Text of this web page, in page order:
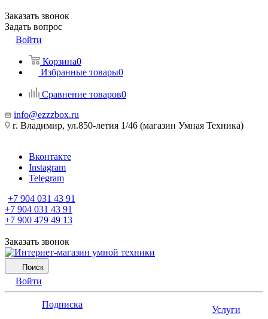
Заказать звонок
Задать вопрос
Войти
Корзина0
Избранные товары0
Сравнение товаров0
info@ezzzbox.ru
г. Владимир, ул.850-летия 1/46 (магазин Умная Техника)
Вконтакте
Instagram
Telegram
+7 904 031 43 91
+7 904 031 43 91
+7 900 479 49 13
Заказать звонок
Поиск
Войти
Подписка
Услуги